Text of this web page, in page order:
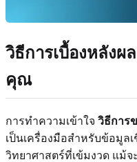
วิธีการเบื้องหลัง
คุณ
การทำความเข้าใจ วิธีการ
เป็นเครื่องมือสำหรับข้อมูล
วิทยาศาสตร์ที่เข้มงวด แม้